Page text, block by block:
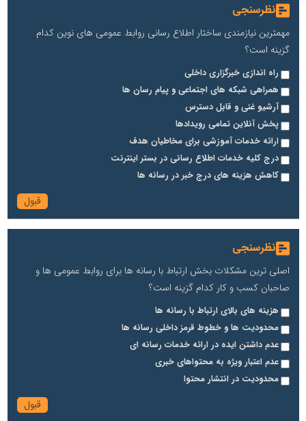
نظرسنجی
مهمترین نیازمندی ساختار اطلاع رسانی روابط عمومی های نوین کدام
گزینه است؟
راه اندازی خبرگزاری داخلی
همراهی شبکه های اجتماعی و پیام رسان ها
آرشیو غنی و قابل دسترس
پخش آنلاین تمامی رویدادها
ارائه خدمات آموزشی برای مخاطیان هدف
درج کلیه خدمات اطلاع رسانی در بستر اینترنت
کاهش هزینه های درج خبر در رسانه ها
نظرسنجی
اصلی ترین مشکلات بخش ارتباط با رسانه ها برای روابط عمومی ها و
صاحبان کسب و کار کدام گزینه است؟
هزینه های بالای ارتباط با رسانه ها
محدودیت ها و خطوط قرمز داخلی رسانه ها
عدم داشتن ایده در ارائه خدمات رسانه ای
عدم اعتبار ویژه به محتواهای خبری
محدودیت در انتشار محتوا